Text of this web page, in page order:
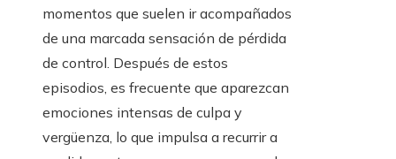
momentos que suelen ir acompañados
de una marcada sensación de pérdida
de control. Después de estos
episodios, es frecuente que aparezcan
emociones intensas de culpa y
vergüenza, lo que impulsa a recurrir a